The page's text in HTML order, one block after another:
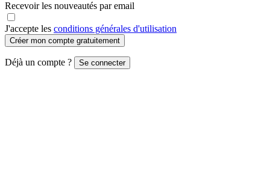
Recevoir les nouveautés par email
J'accepte les conditions générales d'utilisation
Créer mon compte gratuitement
Déjà un compte ? Se connecter